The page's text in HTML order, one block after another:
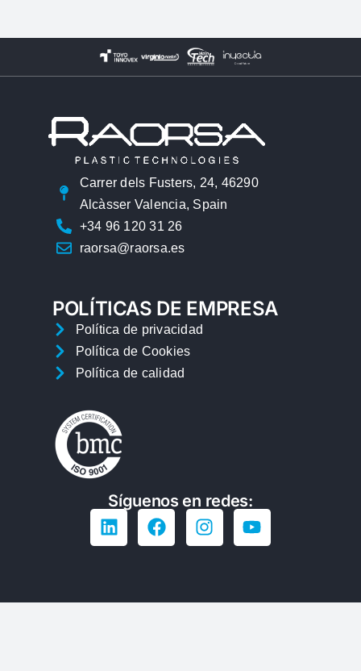
Carrer dels Fusters, 24, 46290
Alcàsser Valencia, Spain
+34 96 120 31 26
raorsa@raorsa.es
POLÍTICAS DE EMPRESA
Política de privacidad
Política de Cookies
Política de calidad
Síguenos en redes: